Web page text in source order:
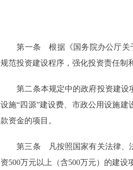
第一条 根据《国务院办公厅关于
规范投资建设程序，强化投资责任制
第二条本规定中的政府投资建设项
设施“四源”建设费、市政公用设施
款资金的项目。
第三条 凡按照国家有关法律、法
资500万元以上（含500万元）的建设